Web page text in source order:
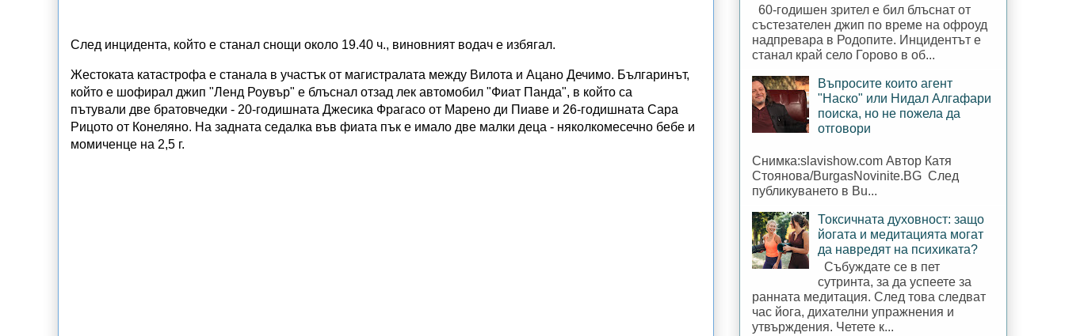
След инцидента, който е станал снощи около 19.40 ч., виновният водач е избягал.
Жестоката катастрофа е станала в участък от магистралата между Вилота и Ацано Дечимо. Българинът,
който е шофирал джип "Ленд Роувър" е блъснал отзад лек автомобил "Фиат Панда", в който са
пътували две братовчедки - 20-годишната Джесика Фрагасо от Марено ди Пиаве и 26-годишната Сара
Рицото от Конеляно. На задната седалка във фиата пък е имало две малки деца - няколкомесечно бебе и
момиченце на 2,5 г.
60-годишен зрител е бил блъснат от
състезателен джип по време на офроуд
надпревара в Родопите. Инцидентът е
станал край село Горово в об...
Въпросите които агент
"Наско" или Нидал Алгафари
поиска, но не пожела да
отговори
Снимка:slavishow.com Автор Катя
Стоянова/BurgasNovinite.BG След
публикуването в Bu...
Токсичната духовност: защо
йогата и медитацията могат
да навредят на психиката?
Събуждате се в пет
сутринта, за да успеете за
ранната медитация. След това следват
час йога, дихателни упражнения и
утвърждения. Четете к...